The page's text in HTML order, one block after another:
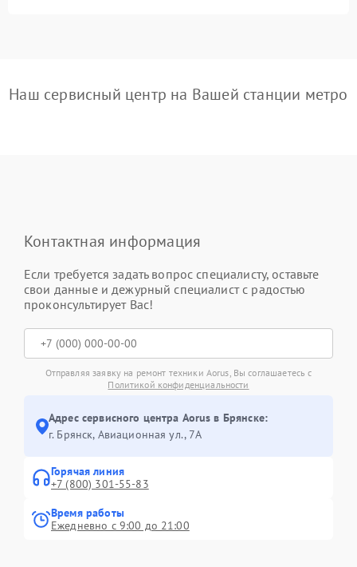
Наш сервисный центр на Вашей станции метро
Контактная информация
Если требуется задать вопрос специалисту, оставьте
свои данные и дежурный специалист с радостью
проконсультирует Вас!
Отправляя заявку на ремонт техники Aorus, Вы соглашаетесь с
Политикой конфиденциальности
Адрес сервисного центра Aorus в Брянске:
г. Брянск, Авиационная ул., 7А
Горячая линия
+7 (800) 301-55-83
Время работы
Ежедневно с 9:00 до 21:00